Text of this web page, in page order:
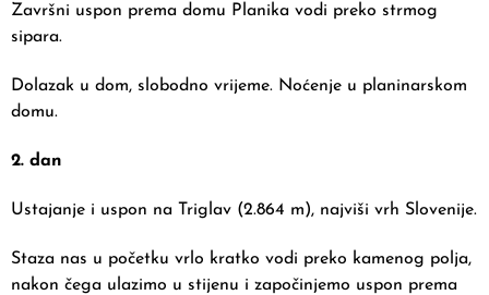
Završni uspon prema domu Planika vodi preko strmog
sipara.
Dolazak u dom, slobodno vrijeme. Noćenje u planinarskom
domu.
2. dan
Ustajanje i uspon na Triglav (2.864 m), najviši vrh Slovenije.
Staza nas u početku vrlo kratko vodi preko kamenog polja,
nakon čega ulazimo u stijenu i započinjemo uspon prema